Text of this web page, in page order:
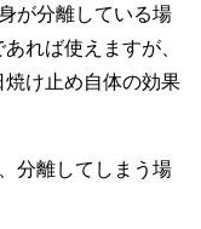
が分離している場
れば使えますが、
け止め自体の効果
分離してしまう場